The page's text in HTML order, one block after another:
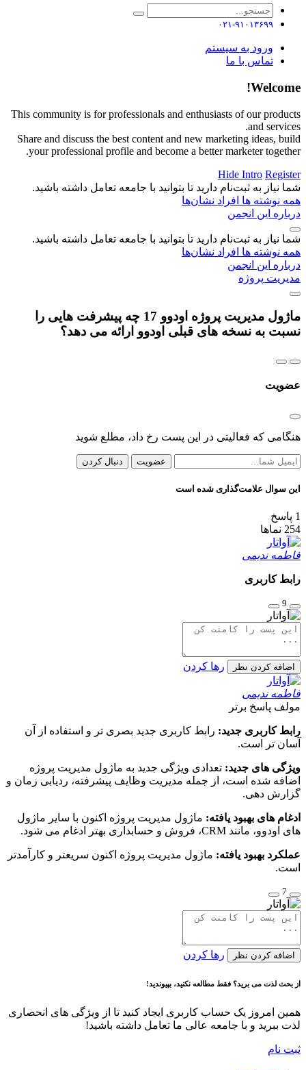
۰۲۱-۹۱۰۱۳۶۹۹
ورود به سیستم
تماس با ما
Welcome!
This community is for professionals and enthusiasts of our products
and services.
Share and discuss the best content and new marketing ideas, build
your professional profile and become a better marketer together.
Hide Intro Register
شما نیاز به ثبت‌نام دارید تا بتوانید با جامعه تعامل داشته باشید.
همه نوشته ها افراد نشان‌ها
درباره این انجمن
شما نیاز به ثبت‌نام دارید تا بتوانید با جامعه تعامل داشته باشید.
همه نوشته ها افراد نشان‌ها
درباره این انجمن
مدیریت پروژه
ماژول مدیریت پروژه اودوو 17 چه پیشرفت هایی را
نسبت به نسخه های قبلی اودوو ارائه می دهد؟
عضویت
هنگامی که فعالیتی در این پست رخ داد، مطلع شوید
عضویت دنبال کردن
این سوال علامت‌گذاری شده است
1 پاسخ
254 نماها
فاطمه ندیمی
رابط کاربری
9
اضافه کردن نظر رها کردن
فاطمه ندیمی
مولف پاسخ برتر
رابط کاربری جدید: رابط کاربری جدید بصری تر و استفاده از آن
آسان تر است.
ویژگی های جدید: تعدادی ویژگی جدید به ماژول مدیریت پروژه
اضافه شده است، از جمله مدیریت وظایف پیشرفته، ردیابی زمان و
گزارش دهی.
ادغام های بهبود یافته: ماژول مدیریت پروژه اکنون با سایر ماژول
های اودوو، مانند CRM، فروش و حسابداری بهتر ادغام می شود.
عملکرد بهبود یافته: ماژول مدیریت پروژه اکنون سریعتر و کارآمدتر
است.
7
اضافه کردن نظر رها کردن
از بحث لذت می برید؟ فقط مطالعه نکنید، بپیوندید!
همین امروز یک حساب کاربری ایجاد کنید تا از ویژگی های انحصاری
لذت ببرید و با جامعه عالی ما تعامل داشته باشید!
ثبت نام